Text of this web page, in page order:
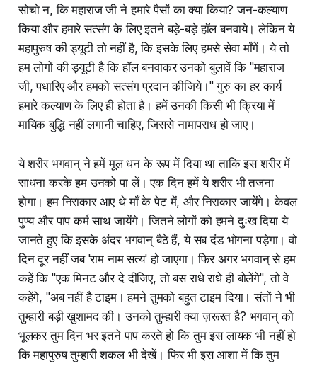
सोचो न, कि महाराज जी ने हमारे पैसों का क्या किया? जन-कल्याण
किया और हमारे सत्संग के लिए इतने बड़े-बड़े हॉल बनवाये। लेकिन ये
महापुरुष की ड्यूटी तो नहीं है, कि इसके लिए हमसे सेवा माँगें। ये तो
हम लोगों की ड्यूटी है कि हॉल बनवाकर उनको बुलावें कि "महाराज
जी, पधारिए और हमको सत्संग प्रदान कीजिये।" गुरु का हर कार्य
हमारे कल्याण के लिए ही होता है। हमें उनकी किसी भी क्रिया में
मायिक बुद्धि नहीं लगानी चाहिए, जिससे नामापराध हो जाए।
ये शरीर भगवान् ने हमें मूल धन के रूप में दिया था ताकि इस शरीर में
साधना करके हम उनको पा लें। एक दिन हमें ये शरीर भी तजना
होगा। हम निराकार आए थे माँ के पेट में, और निराकार जायेंगे। केवल
पुण्य और पाप कर्म साथ जायेंगे। जितने लोगों को हमने दुःख दिया ये
जानते हुए कि इसके अंदर भगवान् बैठे हैं, ये सब दंड भोगना पड़ेगा। वो
दिन दूर नहीं जब 'राम नाम सत्य' हो जाएगा। फिर अगर भगवान् से हम
कहें कि "एक मिनट और दे दीजिए, तो बस राधे राधे ही बोलेंगे", तो वे
कहेंगे, "अब नहीं है टाइम। हमने तुमको बहुत टाइम दिया। संतों ने भी
तुम्हारी बड़ी खुशामद की। उनको तुम्हारी क्या ज़रूरत है? भगवान् को
भूलकर तुम दिन भर इतने पाप करते हो कि तुम इस लायक भी नहीं हो
कि महापुरुष तुम्हारी शकल भी देखें। फिर भी इस आशा में कि तुम